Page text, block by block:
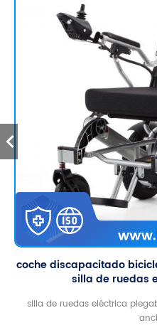
coche discapacitado
silla de ruedas
silla de ruedas eléctrica